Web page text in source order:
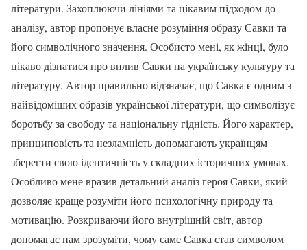
літератури. Захоплюючи лініями та цікавим підходом до
аналізу, автор пропонує власне розуміння образу Савки та
його символічного значення. Особисто мені, як жінці, було
цікаво дізнатися про вплив Савки на українську культуру та
літературу. Автор правильно відзначає, що Савка є одним з
найвідоміших образів української літератури, що символізує
боротьбу за свободу та національну гідність. Його характер,
принциповість та незламність допомагають українцям
зберегти свою ідентичність у складних історичних умовах.
Особливо мене вразив детальний аналіз героя Савки, який
дозволяє краще розуміти його психологічну природу та
мотивацію. Розкриваючи його внутрішній світ, автор
допомагає нам зрозуміти, чому саме Савка став символом